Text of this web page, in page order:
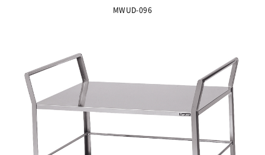
MWUD-096